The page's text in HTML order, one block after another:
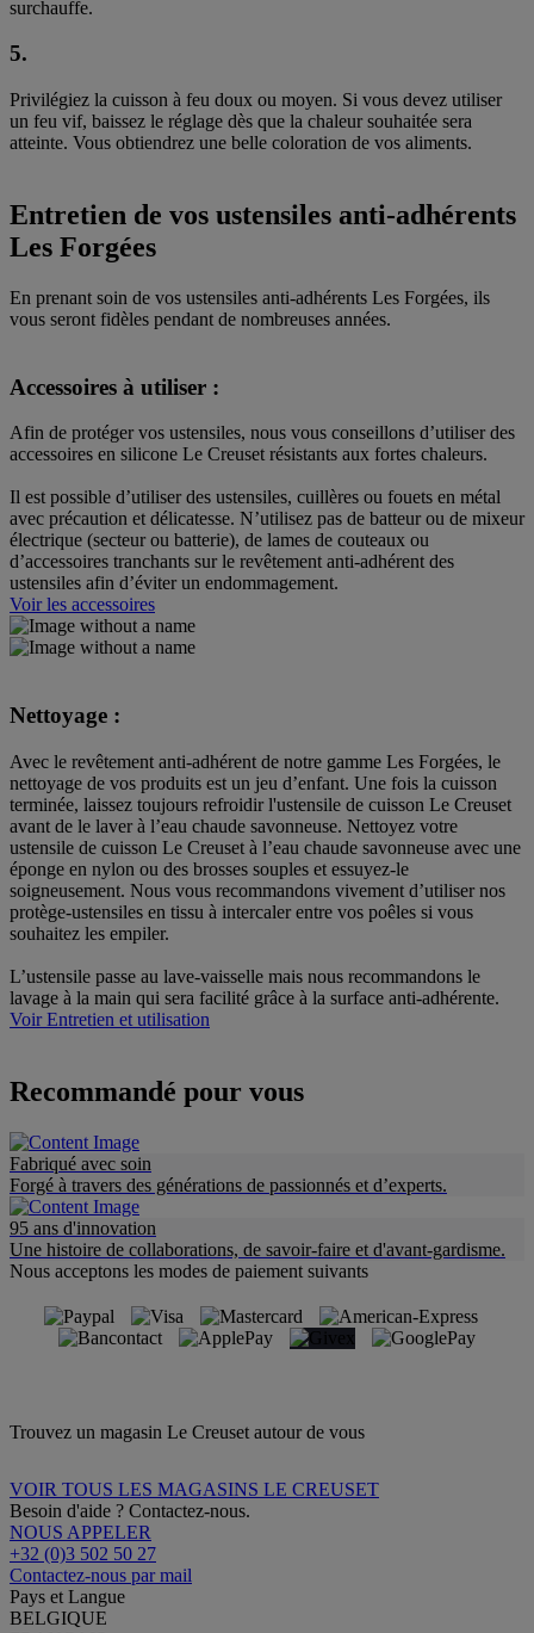
surchauffe.
5.
Privilégiez la cuisson à feu doux ou moyen. Si vous devez utiliser
un feu vif, baissez le réglage dès que la chaleur souhaitée sera
atteinte. Vous obtiendrez une belle coloration de vos aliments.
Entretien de vos ustensiles anti-adhérents
Les Forgées
En prenant soin de vos ustensiles anti-adhérents Les Forgées, ils
vous seront fidèles pendant de nombreuses années.
Accessoires à utiliser :
Afin de protéger vos ustensiles, nous vous conseillons d’utiliser des
accessoires en silicone Le Creuset résistants aux fortes chaleurs.
Il est possible d’utiliser des ustensiles, cuillères ou fouets en métal
avec précaution et délicatesse. N’utilisez pas de batteur ou de mixeur
électrique (secteur ou batterie), de lames de couteaux ou
d’accessoires tranchants sur le revêtement anti-adhérent des
ustensiles afin d’éviter un endommagement.
Voir les accessoires
Nettoyage :
Avec le revêtement anti-adhérent de notre gamme Les Forgées, le
nettoyage de vos produits est un jeu d’enfant. Une fois la cuisson
terminée, laissez toujours refroidir l'ustensile de cuisson Le Creuset
avant de le laver à l’eau chaude savonneuse. Nettoyez votre
ustensile de cuisson Le Creuset à l’eau chaude savonneuse avec une
éponge en nylon ou des brosses souples et essuyez-le
soigneusement. Nous vous recommandons vivement d’utiliser nos
protège-ustensiles en tissu à intercaler entre vos poêles si vous
souhaitez les empiler.
L’ustensile passe au lave-vaisselle mais nous recommandons le
lavage à la main qui sera facilité grâce à la surface anti-adhérente.
Voir Entretien et utilisation
Recommandé pour vous
Fabriqué avec soin
Forgé à travers des générations de passionnés et d’experts.
95 ans d'innovation
Une histoire de collaborations, de savoir-faire et d'avant-gardisme.
Nous acceptons les modes de paiement suivants
Trouvez un magasin Le Creuset autour de vous
VOIR TOUS LES MAGASINS LE CREUSET
Besoin d'aide ? Contactez-nous.
NOUS APPELER
+32 (0)3 502 50 27
Contactez-nous par mail
Pays et Langue
BELGIQUE